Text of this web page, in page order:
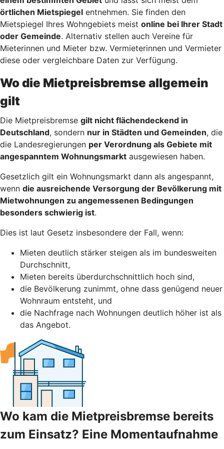
örtlichen Mietspiegel entnehmen. Sie finden den
Mietspiegel Ihres Wohngebiets meist online bei Ihrer Stadt
oder Gemeinde. Alternativ stellen auch Vereine für
Mieterinnen und Mieter bzw. Vermieterinnen und Vermieter
diese oder vergleichbare Daten zur Verfügung.
Wo die Mietpreisbremse allgemein
gilt
Die Mietpreisbremse gilt nicht flächendeckend in
Deutschland, sondern nur in Städten und Gemeinden, die
die Landesregierungen per Verordnung als Gebiete mit
angespanntem Wohnungsmarkt ausgewiesen haben.
Gesetzlich gilt ein Wohnungsmarkt dann als angespannt,
wenn die ausreichende Versorgung der Bevölkerung mit
Mietwohnungen zu angemessenen Bedingungen
besonders schwierig ist.
Dies ist laut Gesetz insbesondere der Fall, wenn:
Mieten deutlich stärker steigen als im bundesweiten
Durchschnitt,
Mieten bereits überdurchschnittlich hoch sind,
die Bevölkerung zunimmt, ohne dass genügend neuer
Wohnraum entsteht, und
die Nachfrage nach Wohnungen deutlich höher ist als
das Angebot.
Wo kam die Mietpreisbremse bereits
zum Einsatz? Eine Momentaufnahme